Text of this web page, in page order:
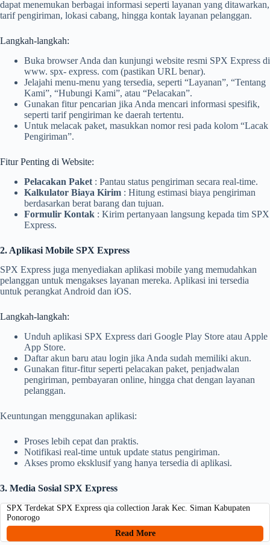
dapat menemukan berbagai informasi seperti layanan yang ditawarkan,
tarif pengiriman, lokasi cabang, hingga kontak layanan pelanggan.
Langkah-langkah:
Buka browser Anda dan kunjungi website resmi SPX Express di
www. spx- express. com (pastikan URL benar).
Jelajahi menu-menu yang tersedia, seperti “Layanan”, “Tentang
Kami”, “Hubungi Kami”, atau “Pelacakan”.
Gunakan fitur pencarian jika Anda mencari informasi spesifik,
seperti tarif pengiriman ke daerah tertentu.
Untuk melacak paket, masukkan nomor resi pada kolom “Lacak
Pengiriman”.
Fitur Penting di Website:
Pelacakan Paket : Pantau status pengiriman secara real-time.
Kalkulator Biaya Kirim : Hitung estimasi biaya pengiriman
berdasarkan berat barang dan tujuan.
Formulir Kontak : Kirim pertanyaan langsung kepada tim SPX
Express.
2. Aplikasi Mobile SPX Express
SPX Express juga menyediakan aplikasi mobile yang memudahkan
pelanggan untuk mengakses layanan mereka. Aplikasi ini tersedia
untuk perangkat Android dan iOS.
Langkah-langkah:
Unduh aplikasi SPX Express dari Google Play Store atau Apple
App Store.
Daftar akun baru atau login jika Anda sudah memiliki akun.
Gunakan fitur-fitur seperti pelacakan paket, penjadwalan
pengiriman, pembayaran online, hingga chat dengan layanan
pelanggan.
Keuntungan menggunakan aplikasi:
Proses lebih cepat dan praktis.
Notifikasi real-time untuk update status pengiriman.
Akses promo eksklusif yang hanya tersedia di aplikasi.
3. Media Sosial SPX Express
SPX Terdekat SPX Express qia collection Jarak Kec. Siman Kabupaten
Ponorogo
Read More